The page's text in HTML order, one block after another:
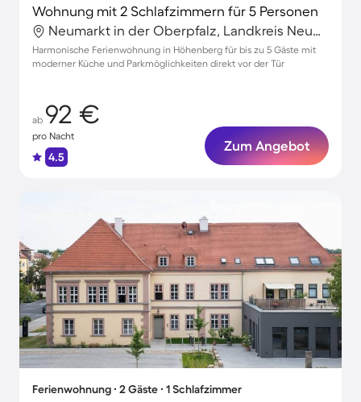
Wohnung mit 2 Schlafzimmern für 5 Personen
Neumarkt in der Oberpfalz, Landkreis Neumarkt in der Oberpfalz, Deutschland
Harmonische Ferienwohnung in Höhenberg für bis zu 5 Gäste mit
moderner Küche und Parkmöglichkeiten direkt vor der Tür
ab 92 €
pro Nacht
4.5
Zum Angebot
Ferienwohnung ∙ 2 Gäste ∙ 1 Schlafzimmer